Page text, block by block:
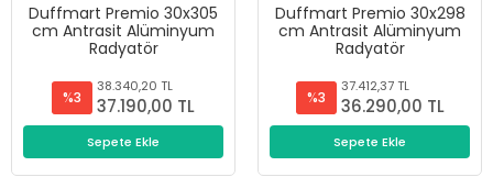
Duffmart Premio 30x305
cm Antrasit Alüminyum
Radyatör
%3
38.340,20 TL
37.190,00 TL
Sepete Ekle
Duffmart Premio 30x298
cm Antrasit Alüminyum
Radyatör
%3
37.412,37 TL
36.290,00 TL
Sepete Ekle